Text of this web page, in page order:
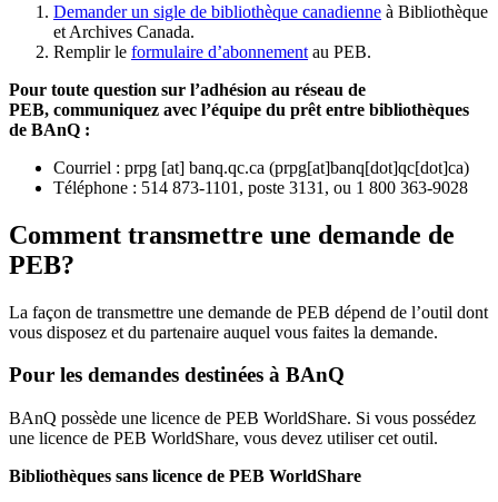
Demander un sigle de bibliothèque canadienne à Bibliothèque
et Archives Canada.
Remplir le formulaire d’abonnement au PEB.
Pour toute question sur l’adhésion au réseau de
PEB, communiquez avec l’équipe du prêt entre bibliothèques
de BAnQ :
Courriel : prpg [at] banq.qc.ca (prpg[at]banq[dot]qc[dot]ca)
Téléphone : 514 873-1101, poste 3131, ou 1 800 363-9028
Comment transmettre une demande de
PEB?
La façon de transmettre une demande de PEB dépend de l’outil dont
vous disposez et du partenaire auquel vous faites la demande.
Pour les demandes destinées à BAnQ
BAnQ possède une licence de PEB WorldShare. Si vous possédez
une licence de PEB WorldShare, vous devez utiliser cet outil.
Bibliothèques sans licence de PEB WorldShare